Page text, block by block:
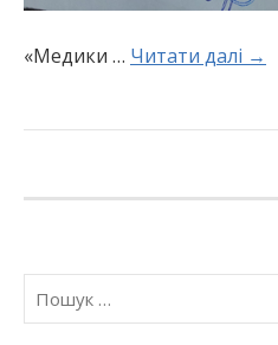
«Медики … Читати далі →
П